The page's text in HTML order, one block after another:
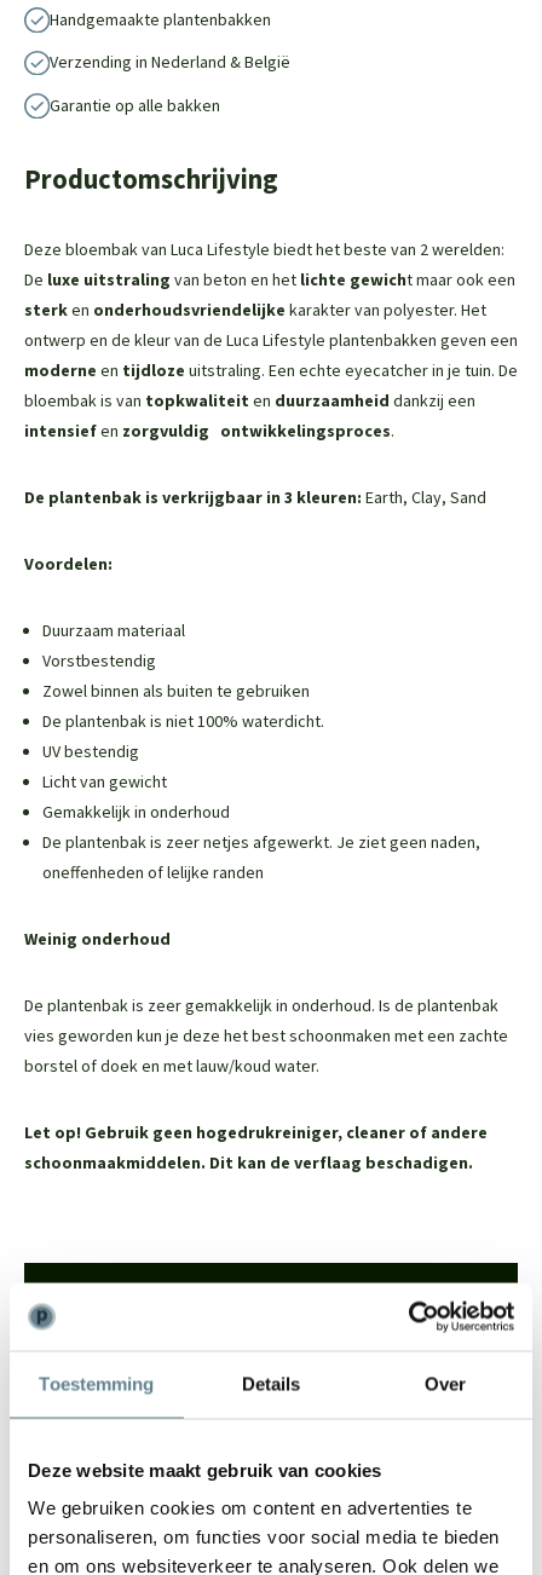
Toestemming Details Over
Deze website maakt gebruik van cookies
We gebruiken cookies om content en advertenties te
personaliseren, om functies voor social media te bieden
en om ons websiteverkeer te analyseren. Ook delen we
Handgemaakte plantenbakken
Verzending in Nederland & België
Garantie op alle bakken
Productomschrijving
Deze bloembak van Luca Lifestyle biedt het beste van 2 werelden:
De luxe uitstraling van beton en het lichte gewicht maar ook een
sterken onderhoudsvriendelijke karakter van polyester. Het
ontwerp en de kleur van de Luca Lifestyle plantenbakken geven een
moderne en tijdloze uitstraling. Een echte eyecatcher in je tuin. De
bloembak is van topkwaliteit en duurzaamheid dankzij een
intensiefen zorgvuldig ontwikkelingsproces.
De plantenbak is verkrijgbaar in 3 kleuren: Earth, Clay, Sand
Voordelen:
Duurzaam materiaal
Vorstbestendig
Zowel binnen als buiten te gebruiken
De plantenbak is niet 100% waterdicht.
UV bestendig
Licht van gewicht
Gemakkelijk in onderhoud
De plantenbak is zeer netjes afgewerkt. Je ziet geen naden,
oneffenheden of lelijke randen
Weinig onderhoud
De plantenbak is zeer gemakkelijk in onderhoud. Is de plantenbak
vies geworden kun je deze het best schoonmaken met een zachte
borstel of doek en met lauw/koud water.
Let op! Gebruik geen hogedrukreiniger, cleaner of andere
schoonmaakmiddelen. Dit kan de verflaag beschadigen.
team!
Start chat
Mailinfo@polyesterplantenbakken.nl
Whatsapp0344-228104